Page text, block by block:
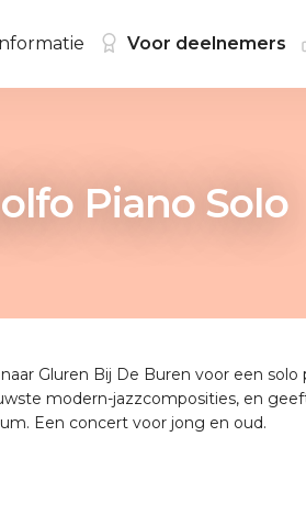
Piano Solo
Gluren Bij De Buren voor een
modern-jazzcomposities, en
Een concert voor jong en oud.
Voor deelnemers